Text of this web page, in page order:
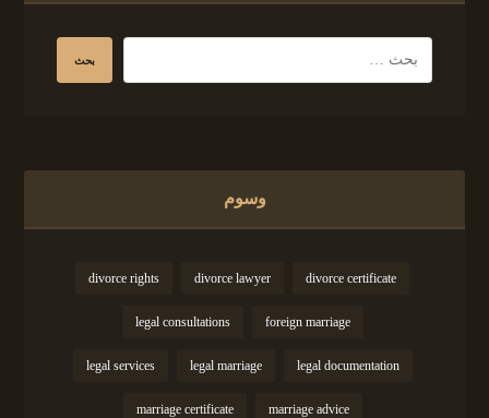
وسوم
divorce certificate
divorce lawyer
divorce rights
foreign marriage
legal consultations
legal documentation
legal marriage
legal services
marriage advice
marriage certificate